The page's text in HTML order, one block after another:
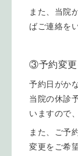
また、当院
ばご連絡を
③予約変更
予約日がか
当院の休診
いますので
また、ご予
変更をご希